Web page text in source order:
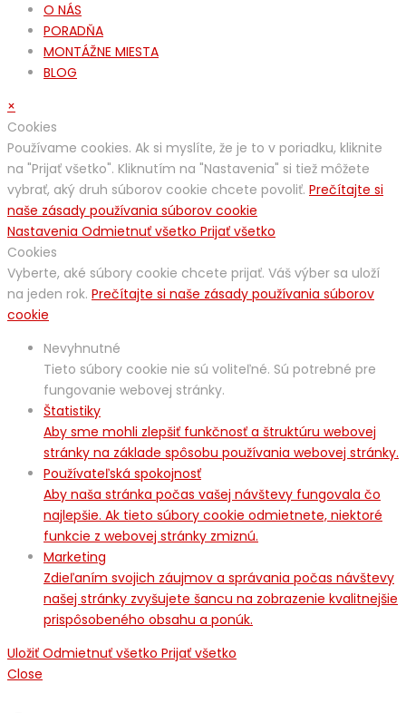
O NÁS
PORADŇA
MONTÁŽNE MIESTA
BLOG
×
Cookies
Používame cookies. Ak si myslíte, že je to v poriadku, kliknite
na "Prijať všetko". Kliknutím na "Nastavenia" si tiež môžete
vybrať, aký druh súborov cookie chcete povoliť. Prečítajte si
naše zásady používania súborov cookie
Nastavenia Odmietnuť všetko Prijať všetko
Cookies
Vyberte, aké súbory cookie chcete prijať. Váš výber sa uloží
na jeden rok. Prečítajte si naše zásady používania súborov
cookie
Nevyhnutné
Tieto súbory cookie nie sú voliteľné. Sú potrebné pre
fungovanie webovej stránky.
Štatistiky
Aby sme mohli zlepšiť funkčnosť a štruktúru webovej
stránky na základe spôsobu používania webovej stránky.
Používateľská spokojnosť
Aby naša stránka počas vašej návštevy fungovala čo
najlepšie. Ak tieto súbory cookie odmietnete, niektoré
funkcie z webovej stránky zmiznú.
Marketing
Zdieľaním svojich záujmov a správania počas návštevy
našej stránky zvyšujete šancu na zobrazenie kvalitnejšie
prispôsobeného obsahu a ponúk.
Uložiť Odmietnuť všetko Prijať všetko
Close